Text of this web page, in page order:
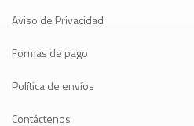
Aviso de Privacidad
Formas de pago
Política de envíos
Contáctenos